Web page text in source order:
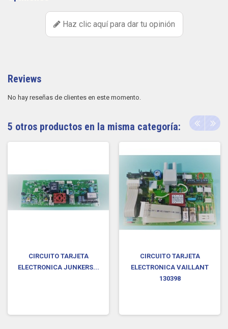
Haz clic aquí para dar tu opinión
Reviews
No hay reseñas de clientes en este momento.
5 otros productos en la misma categoría:
CIRCUITO TARJETA
ELECTRONICA JUNKERS...
CIRCUITO TARJETA
ELECTRONICA VAILLANT
130398